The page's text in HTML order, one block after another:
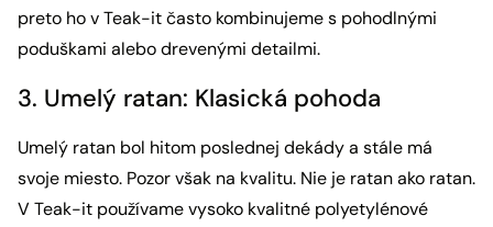
preto ho v Teak-it často kombinujeme s pohodlnými
poduškami alebo drevenými detailmi.
3. Umelý ratan: Klasická pohoda
Umelý ratan bol hitom poslednej dekády a stále má
svoje miesto. Pozor však na kvalitu. Nie je ratan ako ratan.
V Teak-it používame vysoko kvalitné polyetylénové